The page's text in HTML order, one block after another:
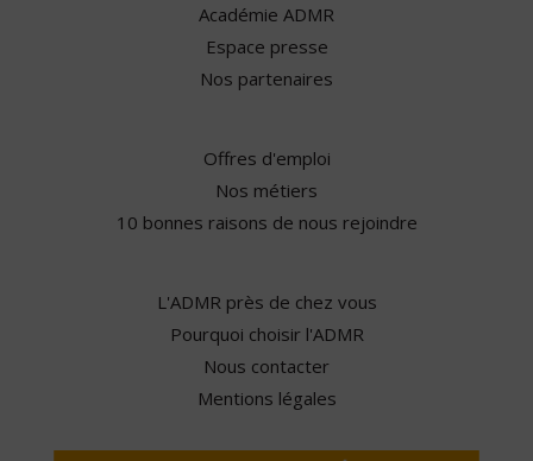
Académie ADMR
Espace presse
Nos partenaires
Offres d'emploi
Nos métiers
10 bonnes raisons de nous rejoindre
L'ADMR près de chez vous
Pourquoi choisir l'ADMR
Nous contacter
Mentions légales